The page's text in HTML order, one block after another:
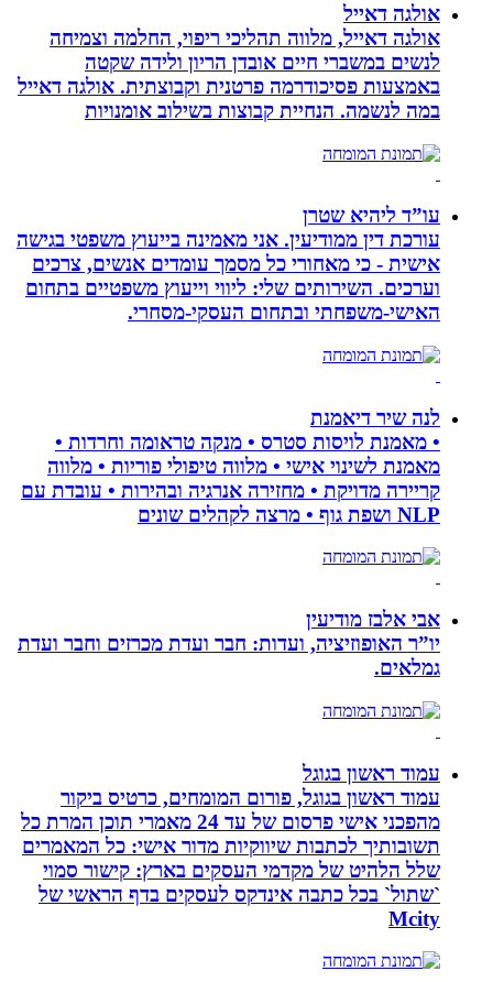
אולגה דאייל
אולגה דאייל, מלווה תהליכי ריפוי, החלמה וצמיחה
לנשים במשברי חיים אובדן הריון ולידה שקטה
באמצעות פסיכודרמה פרטנית וקבוצתית. אולגה דאייל
במה לנשמה. ‏הנחיית קבוצות בשילוב אומנויות‏
עו”ד ליהיא שטרן
עורכת דין ממודיעין. אני מאמינה בייעוץ משפטי בגישה
אישית - כי מאחורי כל מסמך עומדים אנשים, צרכים
וערכים. השירותים שלי: ליווי וייעוץ משפטיים בתחום
האישי-משפחתי ובתחום העסקי-מסחרי.
לנה שיר דיאמנת
• מאמנת לויסות סטרס • מנקה טראומה וחרדות •
מאמנת לשינוי אישי • מלווה טיפולי פוריות • מלווה
קריירה מדויקת • מחזירה אנרגיה ובהירות • עובדת עם
אבי אלבז מודיעין
יו”ר האופוזיציה, ועדות: חבר ועדת מכרזים וחבר ועדת
גמלאים.
עמוד ראשון בגוגל
עמוד ראשון בגוגל, פורום המומחים, כרטיס ביקור
מהפכני אישי פרסום של עד 24 מאמרי תוכן המרת כל
תשובותיך לכתבות שיווקיות מדור אישי: כל המאמרים
שלל הלהיט של מקדמי העסקים בארץ: קישור סמוי
`שתול` בכל כתבה אינדקס לעסקים בדף הראשי של
Mcity